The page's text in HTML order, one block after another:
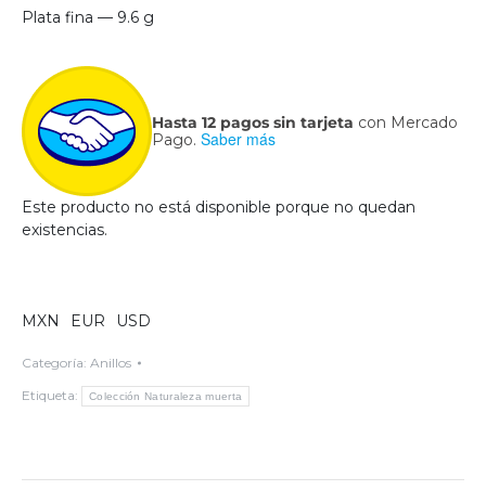
Plata fina — 9.6 g
Hasta 12 pagos sin tarjeta con Mercado
Pago. Saber más
Este producto no está disponible porque no quedan
existencias.
MXN EUR USD
Categoría: Anillos
Etiqueta:
Colección Naturaleza muerta